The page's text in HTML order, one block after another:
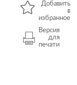
Добавить
в
избранное
Версия
для
печати